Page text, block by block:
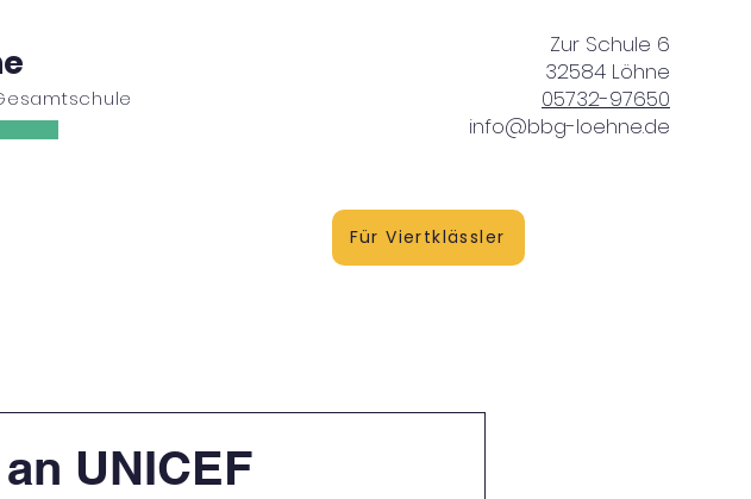
Zur Schule 6
32584 Löhne
05732-97650
info@bbg-loehne.de
Für Viertklässler
UNICEF